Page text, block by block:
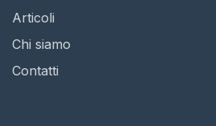
Articoli
Chi siamo
Contatti